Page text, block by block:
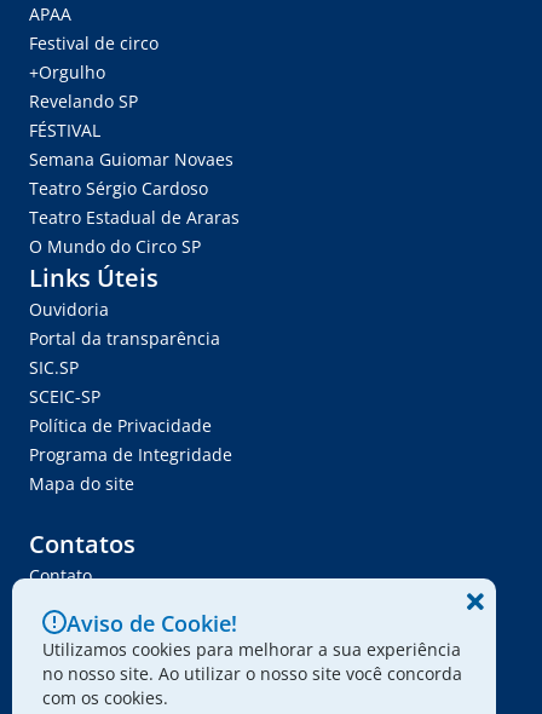
APAA
Festival de circo
+Orgulho
Revelando SP
FÉSTIVAL
Semana Guiomar Novaes
Teatro Sérgio Cardoso
Teatro Estadual de Araras
O Mundo do Circo SP
Links Úteis
Ouvidoria
Portal da transparência
SIC.SP
SCEIC-SP
Política de Privacidade
Programa de Integridade
Mapa do site
Contatos
Contato
Ser Fornecedor
Envie seu projeto
Aviso de Cookie!
Utilizamos cookies para melhorar a sua experiência
no nosso site. Ao utilizar o nosso site você concorda
com os cookies.